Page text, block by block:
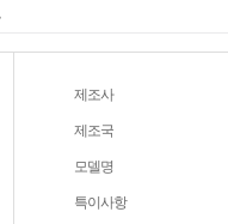
제조사
제조국
모델명
특이사항